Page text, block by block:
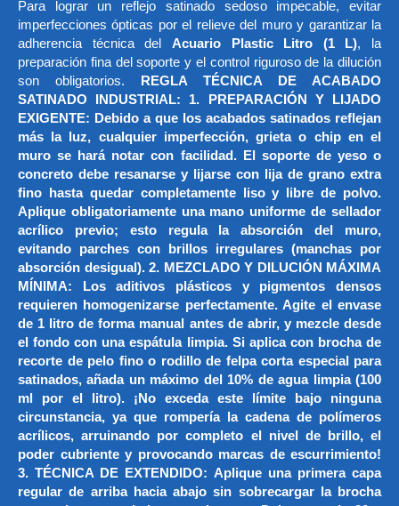
Para lograr un reflejo satinado sedoso impecable, evitar
imperfecciones ópticas por el relieve del muro y garantizar la
adherencia técnica del Acuario Plastic Litro (1 L), la
preparación fina del soporte y el control riguroso de la dilución
son obligatorios.
REGLA TÉCNICA DE ACABADO
SATINADO INDUSTRIAL: 1. PREPARACIÓN Y LIJADO
EXIGENTE: Debido a que los acabados satinados reflejan
más la luz, cualquier imperfección, grieta o chip en el
muro se hará notar con facilidad. El soporte de yeso o
concreto debe resanarse y lijarse con lija de grano extra
fino hasta quedar completamente liso y libre de polvo.
Aplique obligatoriamente una mano uniforme de sellador
acrílico previo; esto regula la absorción del muro,
evitando parches con brillos irregulares (manchas por
absorción desigual). 2. MEZCLADO Y DILUCIÓN MÁXIMA
MÍNIMA: Los aditivos plásticos y pigmentos densos
requieren homogenizarse perfectamente. Agite el envase
de 1 litro de forma manual antes de abrir, y mezcle desde
el fondo con una espátula limpia. Si aplica con brocha de
recorte de pelo fino o rodillo de felpa corta especial para
satinados, añada un máximo del 10% de agua limpia (100
ml por el litro). ¡No exceda este límite bajo ninguna
circunstancia, ya que rompería la cadena de polímeros
acrílicos, arruinando por completo el nivel de brillo, el
poder cubriente y provocando marcas de escurrimiento!
3. TÉCNICA DE EXTENDIDO: Aplique una primera capa
regular de arriba hacia abajo sin sobrecargar la brocha